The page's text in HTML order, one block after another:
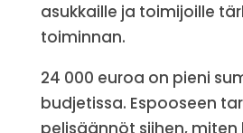
asukkaille ja toimijoille
toiminnan.
24 000 euroa on pieni
budjetissa. Espooseen
pelisäännöt siihen, miten